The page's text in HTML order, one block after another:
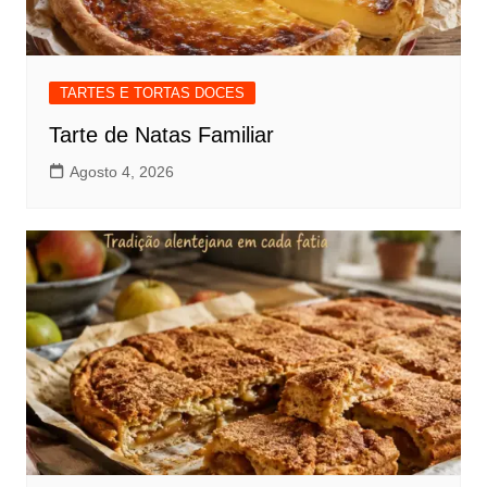
TARTES E TORTAS DOCES
Tarte de Natas Familiar
Agosto 4, 2026